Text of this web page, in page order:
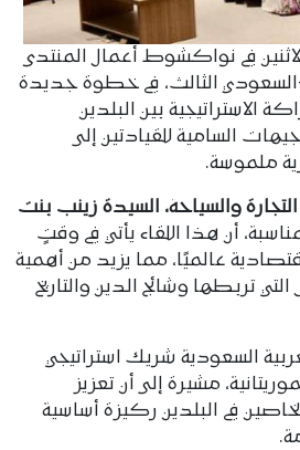
في نواكشوط أعمال المنتدى
الثالث، في خطوة جديدة
الاستراتيجية بين البلدين
السامية للقيادتين إلى
ملموسة.
والسياحة، السيدة زينب بنت
أن هذا اللقاء يأتي في وقتٍ
عالميًا، مما يزيد من أهمية
التي تربطها وشائج الدين والتاريخ
السعودية شريك استراتيجي
مشيرة إلى أن تعزيز
في البلدين ركيزة أساسية